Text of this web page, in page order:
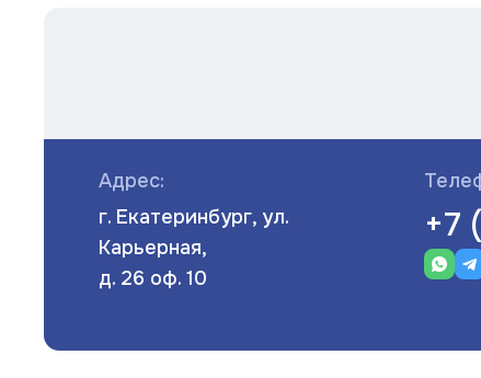
Полотенцесушители
Мойки
Система отопления
Адрес:
г. Екатеринбург, ул.
Карьерная,
д. 26 оф. 10
+7